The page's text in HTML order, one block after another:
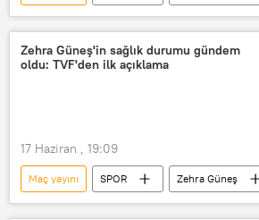
Uluslararası Voleybol Federasyonu (FIVB)
Belçika
Maç
tarihi maç
Türkiye A Milli Voleybol Takımı
Zehra Güneş'in sağlık durumu gündem
oldu: TVF'den ilk açıklama
17 Haziran , 19:09
Maç yayını SPOR
Zehra Güneş
Türkiye
Türkiye A Milli Voleybol Takımı